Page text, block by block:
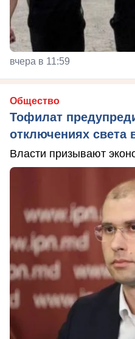
вчера в 11:59
Общество
Тофилат
отключениях света
Власти призывают